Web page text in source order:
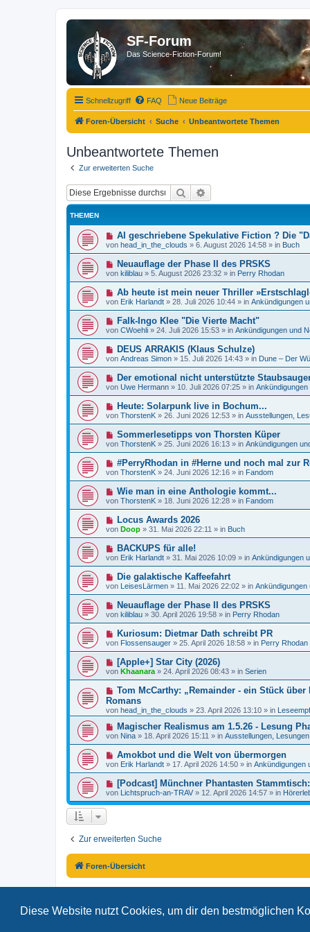
Diese Website nutzt Cookies, um dir den bestmöglichen
SF-Forum
Das Science-Fiction-Forum!
Schnellzugriff FAQ Neue Beiträge
Foren-Übersicht Suche Unbeantwortete Themen
Unbeantwortete Themen
Zur erweiterten Suche
Suche
THEMEN
N
e
u
e
B
e
t
r
a
g
AI geschriebene Spekulative Fiction ? Die
von head_in_the_clouds » 6. August 2026 14:58 » in Buch
N
e
u
B
e
t
r
a
g
Neuauflage der Phase II des PRSKS
von kiliblau » 5. August 2026 23:32 » in Perry Rhodan
N
e
u
e
B
e
t
r
a
g
Ab heute ist mein neuer Thriller
von Erik Harlandt » 28. Juli 2026 10:44 » in Ankündigungen
N
e
u
e
B
e
t
r
a
g
Falk-Ingo Klee "Die Vierte Macht"
von CWoehli » 24. Juli 2026 15:53 » in Ankündigungen und
N
e
u
e
B
e
t
r
a
g
DEUS ARRAKIS (Klaus Schulze)
von Andreas Simon » 15. Juli 2026 14:43 » in Dune – Der
N
e
u
e
B
e
t
r
g
Der emotional nicht unterstützte
von Uwe Hermann » 10. Juli 2026 07:25 » in
N
e
u
e
B
e
t
r
a
g
Heute: Solarpunk live in Bochum...
von ThorstenK » 26. Juni 2026 12:53 » in Ausstellungen,
N
e
u
B
e
t
r
a
g
Sommerlesetipps von Thorsten Küper
von ThorstenK » 25. Juni 2026 16:13 » in Ankündigungen
N
e
u
e
B
e
t
r
a
g
#PerryRhodan in #Herne und noch mal zur
von ThorstenK » 24. Juni 2026 12:16 » in Fandom
N
e
u
e
B
e
t
r
a
g
Wie man in eine Anthologie kommt...
von ThorstenK » 18. Juni 2026 12:28 » in Fandom
N
e
u
e
B
e
t
r
a
g
Locus Awards 2026
von Doop » 31. Mai 2026 22:11 » in Buch
N
e
u
e
B
e
t
r
a
g
BACKUPS für alle!
von Erik Harlandt » 31. Mai 2026 10:09 » in Ankündigungen
N
e
u
e
B
e
t
r
a
g
Die galaktische Kaffeefahrt
von LeisesLärmen » 11. Mai 2026 22:02 » in Ankündigungen
N
e
u
e
B
e
t
r
a
Neuauflage der Phase II des PRSKS
von kiliblau » 30. April 2026 19:58 » in Perry Rhodan
N
e
u
e
B
e
t
r
a
g
Kuriosum: Dietmar Dath schreibt PR
von Flossensauger » 25. April 2026 18:58 » in Perry Rhodan
N
e
u
e
B
e
i
r
a
[Apple+] Star City (2026)
von Khaanara » 24. April 2026 08:43 » in Serien
N
u
e
B
e
i
r
a
g
Tom McCarthy: „Remainder - ein Stück
Romans
von head_in_the_clouds » 23. April 2026 13:10 » in
N
e
u
B
e
t
r
a
Magischer Realismus am 1.5.26 - Lesung
von Nina » 18. April 2026 15:11 » in Ausstellungen,
N
e
u
e
B
e
a
g
Amokbot und die Welt von übermorgen
von Erik Harlandt » 17. April 2026 14:50 » in Ankündigungen
N
e
u
e
i
r
a
[Podcast] Münchner Phantasten
von Lichtspruch-an-TRAV » 12. April 2026 14:57 » in
Zur erweiterten Suche
Foren-Übersicht